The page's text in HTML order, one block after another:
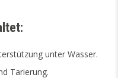
unter Wasser.
Tarierung.